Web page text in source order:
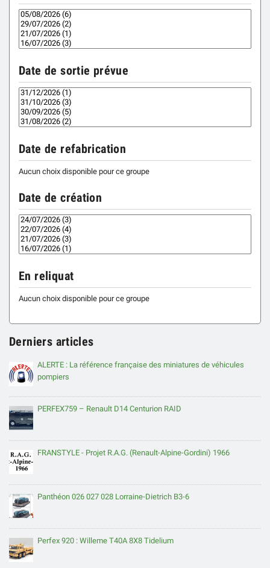
Date de sortie prévue
Date de refabrication
Aucun choix disponible pour ce groupe
Date de création
En reliquat
Aucun choix disponible pour ce groupe
Derniers articles
ALERTE : La référence française des miniatures de véhicules
pompiers
PERFEX759 – Renault D14 Centurion RAID
FRANSTYLE - Projet R.A.G. (Renault-Alpine-Gordini) 1966
Panthéon 026 027 028 Lorraine-Dietrich B3-6
Perfex 920 : Willeme T40A 8X8 Tidelium